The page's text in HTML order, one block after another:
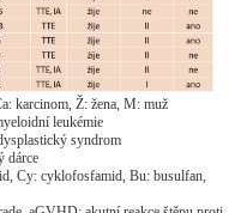
karcinom, Ž: žena, M: muž
leukémie
syndrom
dárce
Cy: cyklofosfamid, Bu: busulfan,